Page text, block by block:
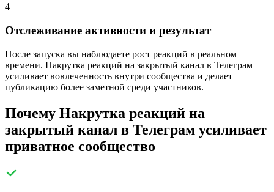
4
Отслеживание активности и результат
После запуска вы наблюдаете рост реакций в реальном
времени. Накрутка реакций на закрытый канал в Телеграм
усиливает вовлеченность внутри сообщества и делает
публикацию более заметной среди участников.
Почему Накрутка реакций на
закрытый канал в Телеграм усиливает
приватное сообщество